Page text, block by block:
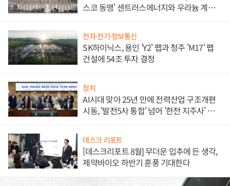
스코 동맹' 센트러스에너지와 우라늄 계약
전자·전기·정보통신
SK하이닉스, 용인 'Y2' 팹과 청주 'M17' 팹
건설에 54조 투자 결정
정치
AI시대 맞아 25년 만에 전력산업 구조개편
시동, '발전5사 통합' 넘어 '한전 지주사' 재편
데스크 리포트
[데스크리포트 8월] 무더운 입추에 든 생각,
제약바이오 하반기 훈풍 기대한다